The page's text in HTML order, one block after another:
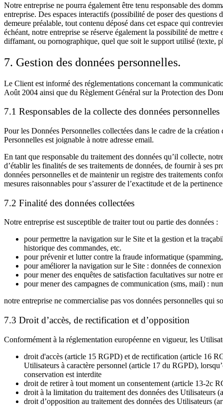
Notre entreprise ne pourra également être tenu responsable des
entreprise. Des espaces interactifs (possibilité de poser des
demeure préalable, tout contenu déposé dans cet espace qui
échéant, notre entreprise se réserve également la possibilité de
diffamant, ou pornographique, quel que soit le support utilisé (texte,
7. Gestion des données personnelles.
Le Client est informé des réglementations concernant la
Août 2004 ainsi que du Règlement Général sur la Protection des
7.1 Responsables de la collecte des données personnelles
Pour les Données Personnelles collectées dans le cadre de la
Personnelles est joignable à notre adresse email.
En tant que responsable du traitement des données qu’il collecte,
d’établir les finalités de ses traitements de données, de fournir à ses
données personnelles et de maintenir un registre des traitements
mesures raisonnables pour s’assurer de l’exactitude et de la
7.2 Finalité des données collectées
Notre entreprise est susceptible de traiter tout ou partie des données :
pour permettre la navigation sur le Site et la gestion et la
historique des commandes, etc.
pour prévenir et lutter contre la fraude informatique
pour améliorer la navigation sur le Site : données de connexion
pour mener des enquêtes de satisfaction facultatives sur notre
pour mener des campagnes de communication (sms, mail) :
notre entreprise ne commercialise pas vos données personnelles qui
7.3 Droit d’accès, de rectification et d’opposition
Conformément à la réglementation européenne en vigueur, les
droit d'accès (article 15 RGPD) et de rectification (article 16
Utilisateurs à caractère personnel (article 17 du RGPD),
conservation est interdite
droit de retirer à tout moment un consentement (article 13-2c
droit à la limitation du traitement des données des Utilisateurs
droit d’opposition au traitement des données des Utilisateurs